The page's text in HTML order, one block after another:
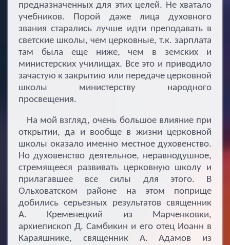
предназначенных для этих целей. Не хватало
учебников. Порой даже лица духовного
звания старались лучше идти преподавать в
светские школы, чем церковные, т.к. зарплата
там была еще ниже, чем в земских и
министерских училищах. Все это и приводило
зачастую к закрытию или передаче церковной
школы министерству народного
просвещения.
На мой взгляд, очень большое влияние при
открытии, да и вообще в жизни церковной
школы оказало именно местное духовенство.
Но духовенство деятельное, неравнодушное,
стремящееся развивать церковную школу и
прилагавшее все силы для этого. В
Ольховатском районе на этом поприще
добились серьезных результатов священник
А. Кременецкий из Марченковки,
архиепископ Д. Самбикин и его отец Иоанн в
Караяшнике, священник А. Адамов из